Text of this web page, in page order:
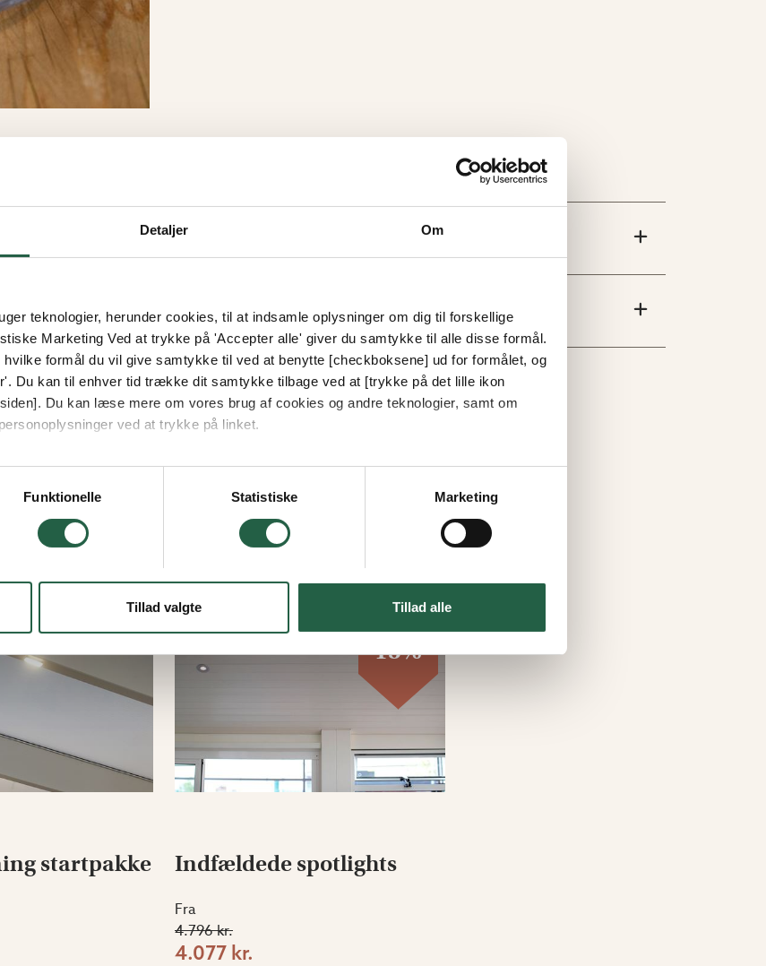
Detaljer Om
teknologier, herunder cookies, til at indsamle oplysninger om dig til forskellige
Marketing Ved at trykke på 'Accepter alle' giver du samtykke til alle disse formål.
formål du vil give samtykke til ved at benytte [checkboksene] ud for formålet, og
Du kan til enhver tid trække dit samtykke tilbage ved at [trykke på det lille ikon
Du kan læse mere om vores brug af cookies og andre teknologier, samt om
ved at trykke på linket.
behandler personlige oplysninger
Funktionelle Statistiske Marketing
Tillad valgte Tillad alle
startpakke
15%
Indfældede spotlights
Fra
4.796 kr.
4.077 kr.